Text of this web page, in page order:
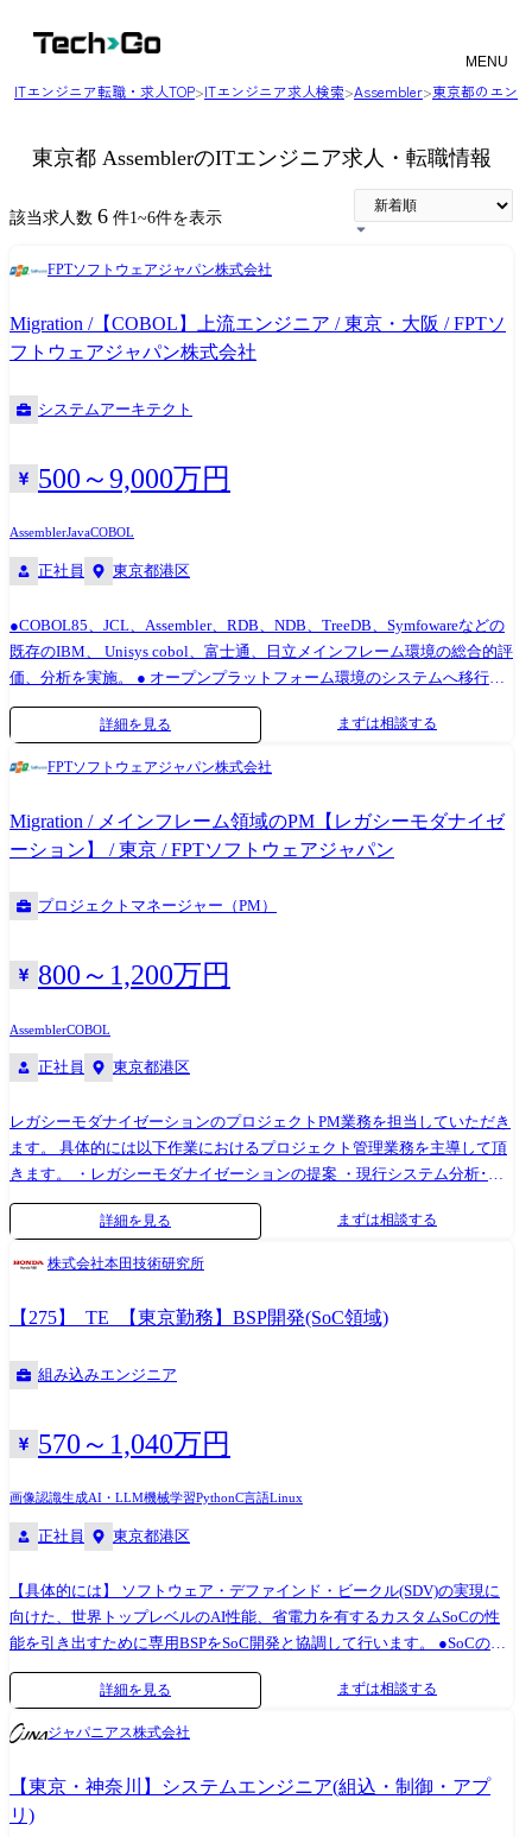
MENU
ITエンジニア転職・求人TOP>ITエンジニア求人検索>Assembler>東京都のエン
東京都 AssemblerのITエンジニア求人・転職情報
該当求人数 6 件1~6件を表示
FPTソフトウェアジャパン株式会社
Migration /【COBOL】上流エンジニア / 東京・大阪 / FPTソ
フトウェアジャパン株式会社
システムアーキテクト
500～9,000万円
AssemblerJavaCOBOL
正社員 東京都港区
●COBOL85、JCL、Assembler、RDB、NDB、TreeDB、Symfowareなどの
既存のIBM、 Unisys cobol、富士通、日立メインフレーム環境の総合的評
価、分析を実施。 ● オープンプラットフォーム環境のシステムへ移行す
るために詳細に移行計画を立てて、移行に必要なステップを作成。 ●開
発者、アーキテクチャ、管理チームと連携して、予算内に要件通りに案
ロー、および技術仕様書などの資料を作成。 ●システム移行プロセスの
セキュリティ、パフォーマンス、より良いUX(ユーザーエクスペリエン
ス)の維持。 ●システム移行後にユーザーが使用できるよう教育。 ●業界
詳細を見る まずは相談する
FPTソフトウェアジャパン株式会社
Migration / メインフレーム領域のPM【レガシーモダナイゼ
ーション】 / 東京 / FPTソフトウェアジャパン
プロジェクトマネージャー（PM）
800～1,200万円
AssemblerCOBOL
正社員 東京都港区
レガシーモダナイゼーションのプロジェクトPM業務を担当していただき
ます。 具体的には以下作業におけるプロジェクト管理業務を主導して頂
きます。 ・レガシーモダナイゼーションの提案 ・現行システム分析･評
価 ・モダナイゼーション方式の検討 ・TOBEアーキテクチャモデル策定
・システムの開発・テスト(上記方式に従った開発、現行システムとの比
較等) ・プロジェクト全体推進(コスト、スケジュール、リソース、課
業、等々多岐にわたる大手企業がクライアントです。 大手飲料メーカ
ー、大手通信キャリア、大手自動車会社、大手電力会社、大手保険会
社、大手信託銀行、大手航空会社、大手家電メーカー等
詳細を見る まずは相談する
株式会社本田技術研究所
【275】_TE_【東京勤務】BSP開発(SoC領域)
組み込みエンジニア
570～1,040万円
画像認識生成AI・LLM機械学習PythonC言語Linux
正社員 東京都港区
【具体的には】 ソフトウェア・デファインド・ビークル(SDV)の実現に
向けた、世界トップレベルのAI性能、省電力を有するカスタムSoCの性
能を引き出すために専用BSPをSoC開発と協調して行います。 ●SoCの
BSP(Board Support Package)開発および検証 ●デバイスドライバの設計・
実装・テスト ●ハードウェアとソフトウェアのインターフェース設計お
よび最適化 ●AI関連ツールの開発および最適化 ●SoC性能を最大限に引き
出すための解析、パフォーマンスチューニング ●車載カメラにおける最
適なデータパスの設計および最適化 ●他部門と連携した仕様検討、シス
テム全体の最適化と問題解決 ※専門性や適性、会社ニーズなどを踏ま
え、会社が定める業務への配置転換を命じる場合があります 【開発ツー
詳細を見る まずは相談する
ジャパニアス株式会社
【東京・神奈川】システムエンジニア(組込・制御・アプ
リ)